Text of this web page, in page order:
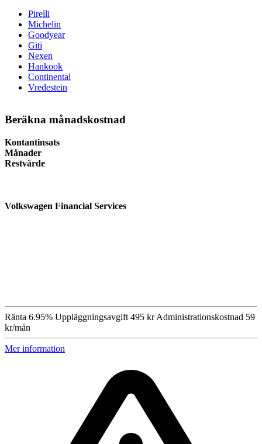
Pirelli
Michelin
Goodyear
Giti
Nexen
Hankook
Continental
Vredestein
Beräkna månadskostnad
Kontantinsats
Månader
Restvärde
Volkswagen Financial Services
Ränta 6.95% Uppläggningsavgift 495 krAdministrationskostnad 59
kr/mån
Mer information